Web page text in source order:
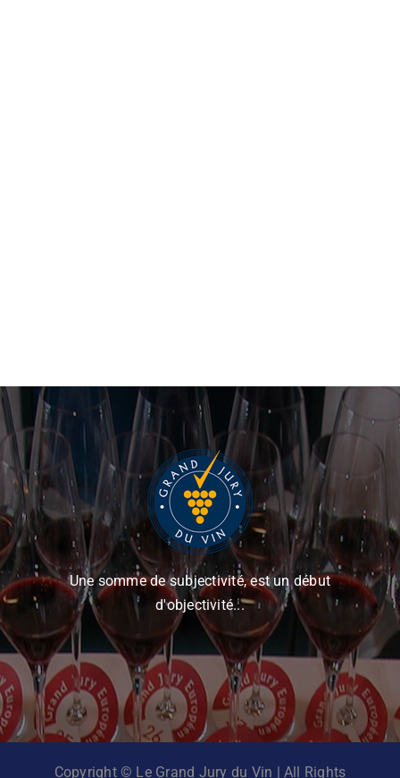
Une somme de subjectivité, est un début
d'objectivité...
Copyright © Le Grand Jury du Vin | All Rights